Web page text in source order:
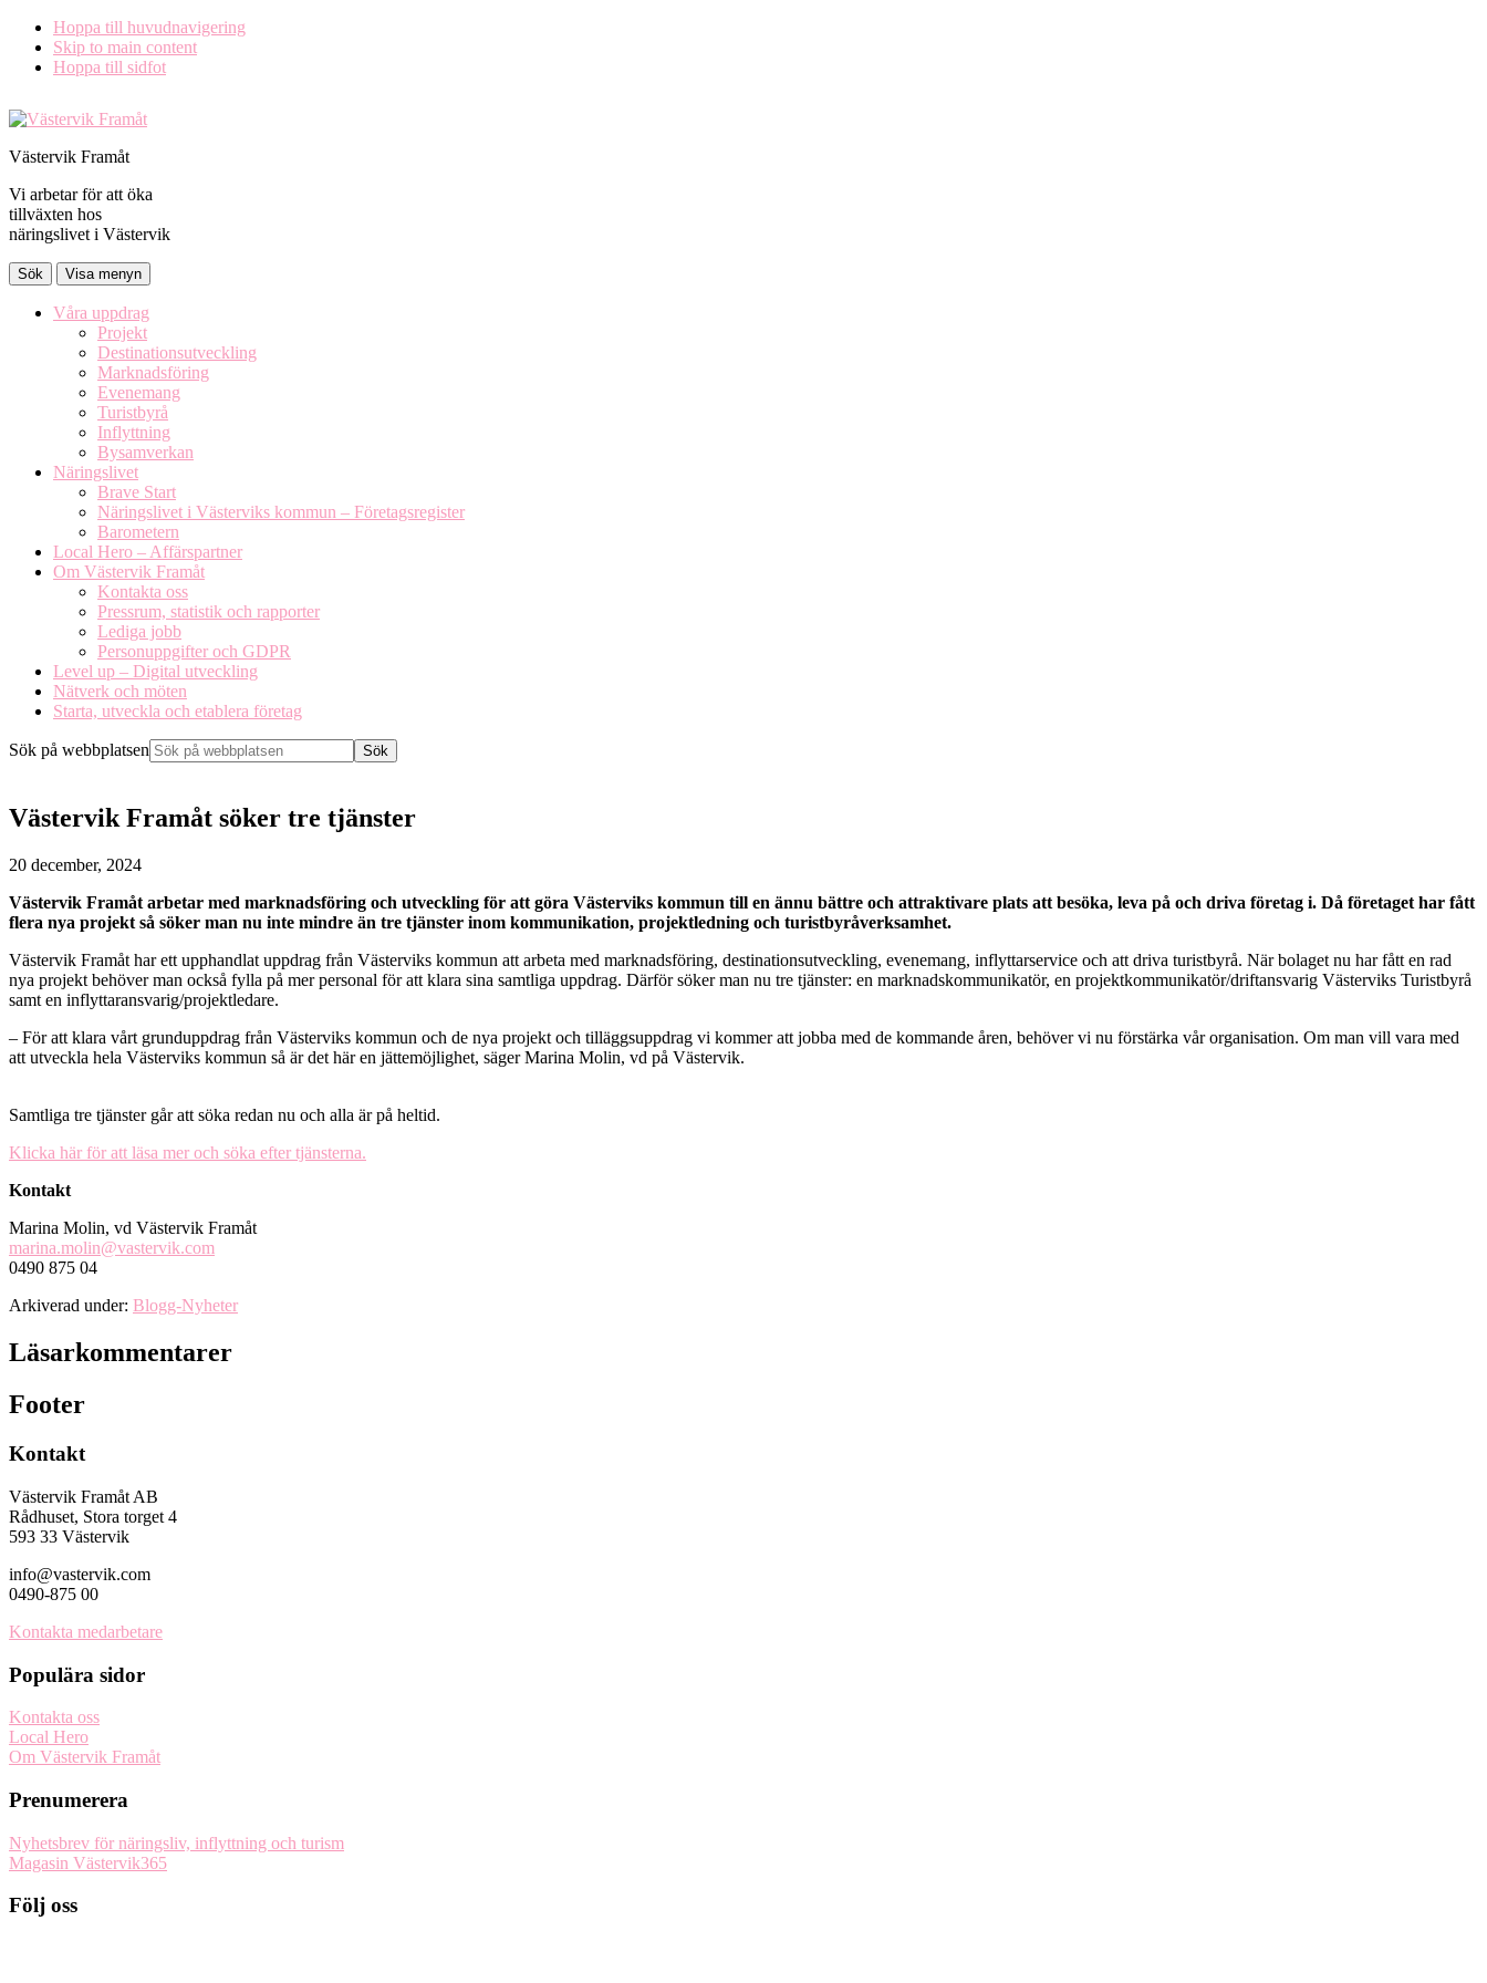
Hoppa till huvudnavigering
Skip to main content
Hoppa till sidfot
Västervik Framåt
Vi arbetar för att öka
tillväxten hos
näringslivet i Västervik
Sök Visa menyn
Våra uppdrag
Projekt
Destinationsutveckling
Marknadsföring
Evenemang
Turistbyrå
Inflyttning
Bysamverkan
Näringslivet
Brave Start
Näringslivet i Västerviks kommun – Företagsregister
Barometern
Local Hero – Affärspartner
Om Västervik Framåt
Kontakta oss
Pressrum, statistik och rapporter
Lediga jobb
Personuppgifter och GDPR
Level up – Digital utveckling
Nätverk och möten
Starta, utveckla och etablera företag
Sök på webbplatsen
Västervik Framåt söker tre tjänster
20 december, 2024
Västervik Framåt arbetar med marknadsföring och utveckling för att göra Västerviks kommun till en ännu bättre och attraktivare plats att besöka, leva på och driva företag i. Då företaget har fått
flera nya projekt så söker man nu inte mindre än tre tjänster inom kommunikation, projektledning och turistbyråverksamhet.
Västervik Framåt har ett upphandlat uppdrag från Västerviks kommun att arbeta med marknadsföring, destinationsutveckling, evenemang, inflyttarservice och att driva turistbyrå. När bolaget nu har fått en rad
nya projekt behöver man också fylla på mer personal för att klara sina samtliga uppdrag. Därför söker man nu tre tjänster: en marknadskommunikatör, en projektkommunikatör/driftansvarig Västerviks Turistbyrå
samt en inflyttaransvarig/projektledare.
– För att klara vårt grunduppdrag från Västerviks kommun och de nya projekt och tilläggsuppdrag vi kommer att jobba med de kommande åren, behöver vi nu förstärka vår organisation. Om man vill vara med
att utveckla hela Västerviks kommun så är det här en jättemöjlighet, säger Marina Molin, vd på Västervik.
Samtliga tre tjänster går att söka redan nu och alla är på heltid.
Klicka här för att läsa mer och söka efter tjänsterna.
Kontakt
Marina Molin, vd Västervik Framåt
marina.molin@vastervik.com
0490 875 04
Arkiverad under: Blogg-Nyheter
Läsarkommentarer
Footer
Kontakt
Västervik Framåt AB
Rådhuset, Stora torget 4
593 33 Västervik
info@vastervik.com
0490-875 00
Kontakta medarbetare
Populära sidor
Kontakta oss
Local Hero
Om Västervik Framåt
Prenumerera
Nyhetsbrev för näringsliv, inflyttning och turism
Magasin Västervik365
Följ oss